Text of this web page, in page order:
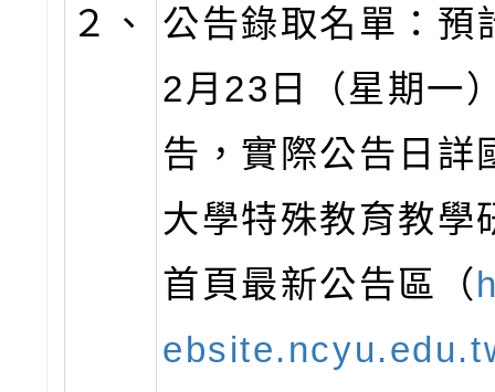
２、
公告錄取名單：預
2月23日（星期一
告，實際公告日詳
大學特殊教育教學
首頁最新公告區（